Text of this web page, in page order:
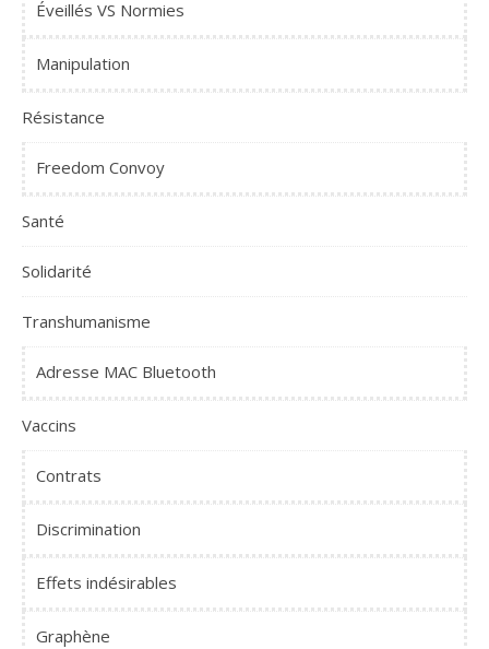
Éveillés VS Normies
Manipulation
Résistance
Freedom Convoy
Santé
Solidarité
Transhumanisme
Adresse MAC Bluetooth
Vaccins
Contrats
Discrimination
Effets indésirables
Graphène